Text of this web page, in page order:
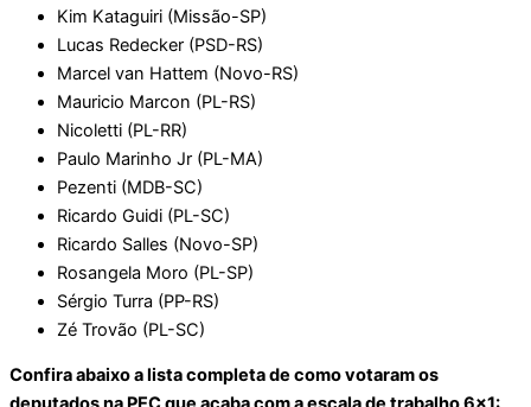
Kim Kataguiri (Missão-SP)
Lucas Redecker (PSD-RS)
Marcel van Hattem (Novo-RS)
Mauricio Marcon (PL-RS)
Nicoletti (PL-RR)
Paulo Marinho Jr (PL-MA)
Pezenti (MDB-SC)
Ricardo Guidi (PL-SC)
Ricardo Salles (Novo-SP)
Rosangela Moro (PL-SP)
Sérgio Turra (PP-RS)
Zé Trovão (PL-SC)
Confira abaixo a lista completa de como votaram os